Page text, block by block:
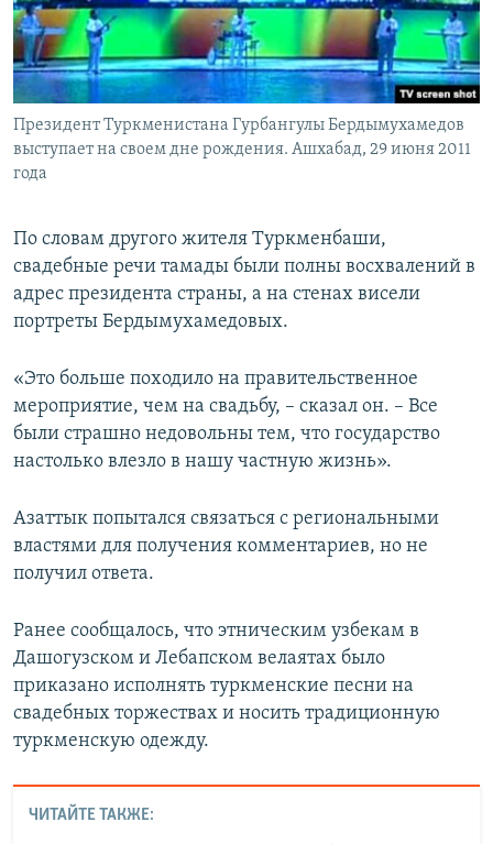
Президент Туркменистана Гурбангулы Бердымухамедов
выступает на своем дне рождения. Ашхабад, 29 июня 2011
года
По словам другого жителя Туркменбаши,
свадебные речи тамады были полны восхвалений в
адрес президента страны, а на стенах висели
портреты Бердымухамедовых.
«Это больше походило на правительственное
мероприятие, чем на свадьбу, – сказал он. – Все
были страшно недовольны тем, что государство
настолько влезло в нашу частную жизнь».
Азаттык попытался связаться с региональными
властями для получения комментариев, но не
получил ответа.
Ранее сообщалось, что этническим узбекам в
Дашогузском и Лебапском велаятах было
приказано исполнять туркменские песни на
свадебных торжествах и носить традиционную
туркменскую одежду.
ЧИТАЙТЕ ТАКЖЕ: